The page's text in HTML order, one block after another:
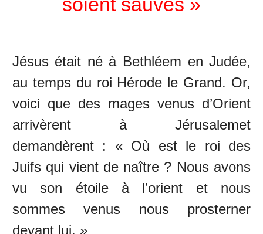
Jésus était né à Bethléem en Judée,
au temps du roi Hérode le Grand. Or,
voici que des mages venus d’Orient
arrivèrent à Jérusalemet
demandèrent : « Où est le roi des
Juifs qui vient de naître ? Nous avons
vu son étoile à l’orient et nous
sommes venus nous prosterner
devant lui. »